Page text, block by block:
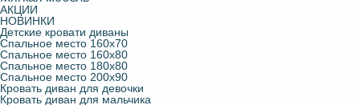
АКЦИИ
НОВИНКИ
Детские кровати диваны
Спальное место 160х70
Спальное место 160х80
Спальное место 180х80
Спальное место 200х90
Кровать диван для девочки
Кровать диван для мальчика